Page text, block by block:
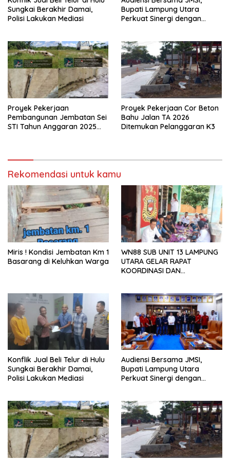
Sungkai Berakhir Damai,
Polisi Lakukan Mediasi
Bupati Lampung Utara
Perkuat Sinergi dengan
Proyek Pekerjaan
Pembangunan Jembatan Sei
STI Tahun Anggaran 2025
Proyek Pekerjaan Cor Beton
Bahu Jalan TA 2026
Ditemukan Pelanggaran K3
Rekomendasi untuk kamu
Miris ! Kondisi Jembatan Km 1
Basarang di Keluhkan Warga
WN88 SUB UNIT 13 LAMPUNG
UTARA GELAR RAPAT
KOORDINASI DAN
Konflik Jual Beli Telur di Hulu
Sungkai Berakhir Damai,
Polisi Lakukan Mediasi
Audiensi Bersama JMSI,
Bupati Lampung Utara
Perkuat Sinergi dengan